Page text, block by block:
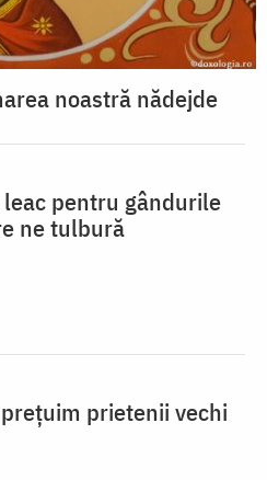
noastră nădejde
leac pentru gândurile
ne tulbură
prietenii vechi